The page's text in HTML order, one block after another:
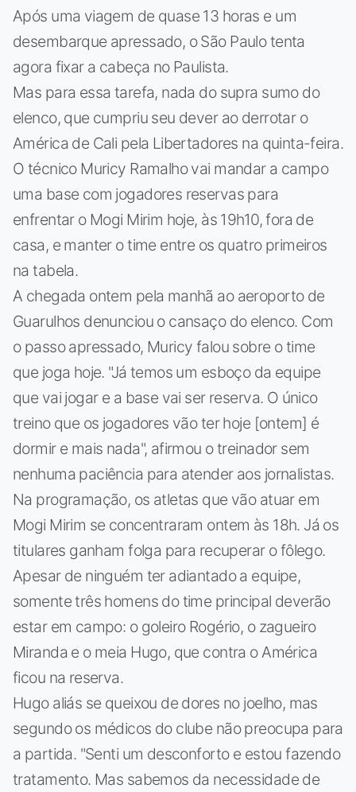
Após uma viagem de quase 13 horas e um
desembarque apressado, o São Paulo tenta
agora fixar a cabeça no Paulista.
Mas para essa tarefa, nada do supra sumo do
elenco, que cumpriu seu dever ao derrotar o
América de Cali pela Libertadores na quinta-feira.
O técnico Muricy Ramalho vai mandar a campo
uma base com jogadores reservas para
enfrentar o Mogi Mirim hoje, às 19h10, fora de
casa, e manter o time entre os quatro primeiros
na tabela.
A chegada ontem pela manhã ao aeroporto de
Guarulhos denunciou o cansaço do elenco. Com
o passo apressado, Muricy falou sobre o time
que joga hoje. "Já temos um esboço da equipe
que vai jogar e a base vai ser reserva. O único
treino que os jogadores vão ter hoje [ontem] é
dormir e mais nada", afirmou o treinador sem
nenhuma paciência para atender aos jornalistas.
Na programação, os atletas que vão atuar em
Mogi Mirim se concentraram ontem às 18h. Já os
titulares ganham folga para recuperar o fôlego.
Apesar de ninguém ter adiantado a equipe,
somente três homens do time principal deverão
estar em campo: o goleiro Rogério, o zagueiro
Miranda e o meia Hugo, que contra o América
ficou na reserva.
Hugo aliás se queixou de dores no joelho, mas
segundo os médicos do clube não preocupa para
a partida. "Senti um desconforto e estou fazendo
tratamento. Mas sabemos da necessidade de